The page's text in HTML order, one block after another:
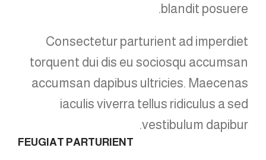
blandit posuere.
Consectetur parturient ad imperdiet
torquent dui dis eu sociosqu accumsan
accumsan dapibus ultricies. Maecenas
iaculis viverra tellus ridiculus a sed
vestibulum dapibur.
FEUGIAT PARTURIENT